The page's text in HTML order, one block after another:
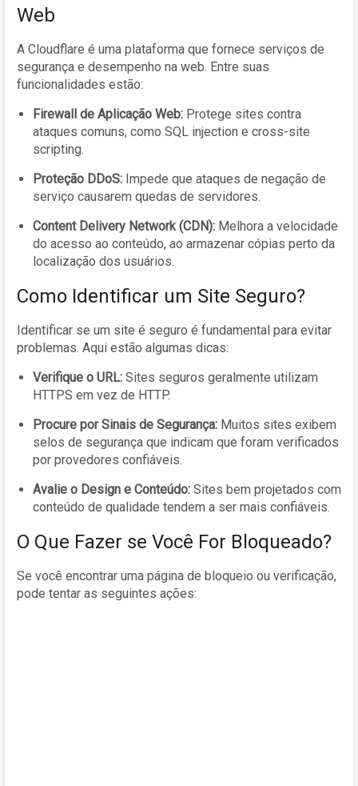
Web
A Cloudflare é uma plataforma que fornece serviços de
segurança e desempenho na web. Entre suas
funcionalidades estão:
Firewall de Aplicação Web: Protege sites contra
ataques comuns, como SQL injection e cross-site
scripting.
Proteção DDoS: Impede que ataques de negação de
serviço causarem quedas de servidores.
Content Delivery Network (CDN): Melhora a velocidade
do acesso ao conteúdo, ao armazenar cópias perto da
localização dos usuários.
Como Identificar um Site Seguro?
Identificar se um site é seguro é fundamental para evitar
problemas. Aqui estão algumas dicas:
Verifique o URL: Sites seguros geralmente utilizam
HTTPS em vez de HTTP.
Procure por Sinais de Segurança: Muitos sites exibem
selos de segurança que indicam que foram verificados
por provedores confiáveis.
Avalie o Design e Conteúdo: Sites bem projetados com
conteúdo de qualidade tendem a ser mais confiáveis.
O Que Fazer se Você For Bloqueado?
Se você encontrar uma página de bloqueio ou verificação,
pode tentar as seguintes ações: